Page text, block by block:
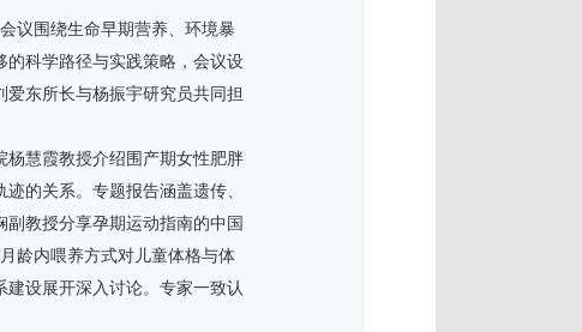
议围绕生命早期营养、环境暴
的科学路径与实践策略，会议设
东所长与杨振宇研究员共同担
杨慧霞教授介绍围产期女性肥胖
的关系。专题报告涵盖遗传、
教授分享孕期运动指南的中国
龄内喂养方式对儿童体格与体
设展开深入讨论。专家一致认